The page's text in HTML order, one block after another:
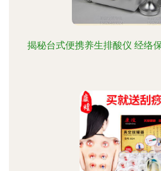
揭秘台式便携养生排酸仪 经络